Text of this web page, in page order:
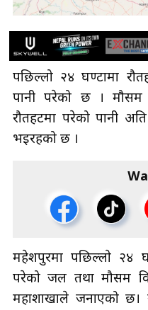
पछिल्लो २४ घण्टामा
पानी परेको छ । मौसम
रौतहटमा परेको पानी
भइरहको छ ।
महेशपुरमा पछिल्लाे २४
परेको जल तथा मौसम
महाशाखाले जनाएको छ।